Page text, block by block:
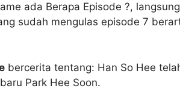
ada Berapa Episode ?,
sudah mengulas episode 7
bercerita tentang: Han So Hee
Park Hee Soon.